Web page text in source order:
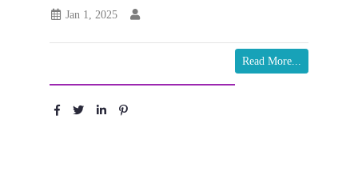
Jan 1, 2025
Read More...